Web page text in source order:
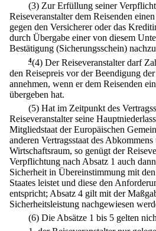
(3) Zur Erfüllung seiner
Reiseveranstalter dem Reisenden
gegen den Versicherer oder das
durch Übergabe einer von diesem
Bestätigung (Sicherungsschein)
4(4) Der Reiseveranstalter darf
den Reisepreis vor der Beendigung
annehmen, wenn er dem Reisenden
übergeben hat.
(5) Hat im Zeitpunkt des
Reiseveranstalter seine
Mitgliedstaat der Europäischen
anderen Vertragsstaat des
Wirtschaftsraum, so genügt der
Verpflichtung nach Absatz 1 auch
Sicherheit in Übereinstimmung mit
Staates leistet und diese den
entspricht; Absatz 4 gilt mit der
Sicherheitsleistung nachgewiesen
(6) Die Absätze 1 bis 5 gelten